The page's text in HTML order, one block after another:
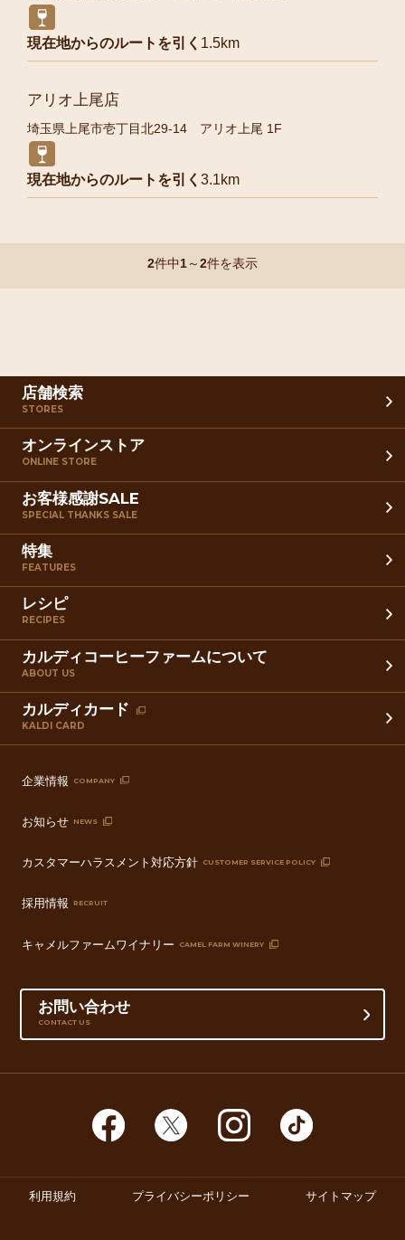
現在地からのルートを引く 1.5km
アリオ上尾店
埼玉県上尾市壱丁目北29-14 アリオ上尾 1F
現在地からのルートを引く 3.1km
2件中1～2件を表示
店舗検索
STORES
オンラインストア
ONLINE STORE
お客様感謝SALE
SPECIAL THANKS SALE
特集
FEATURES
レシピ
RECIPES
カルディコーヒーファームについて
ABOUT US
カルディカード
KALDI CARD
企業情報 COMPANY
お知らせ NEWS
カスタマーハラスメント対応方針 CUSTOMER SERVICE POLICY
採用情報 RECRUIT
キャメルファームワイナリー CAMEL FARM WINERY
お問い合わせ
CONTACT US
利用規約 プライバシーポリシー サイトマップ